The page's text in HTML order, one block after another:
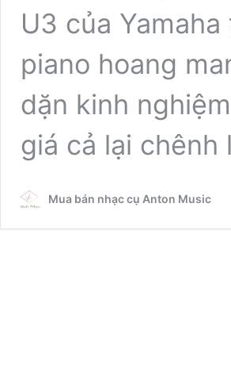
U3 của
piano hoang
dặn kinh
giá cả lại
Mua bán nhạc cụ Anton Music